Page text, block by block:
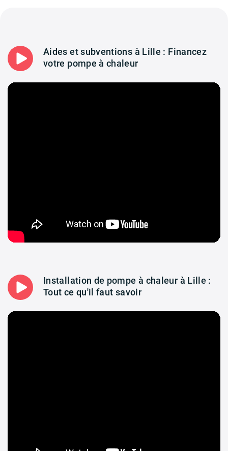
Aides et subventions à Lille : Financez
votre pompe à chaleur
Installation de pompe à chaleur à Lille :
Tout ce qu'il faut savoir